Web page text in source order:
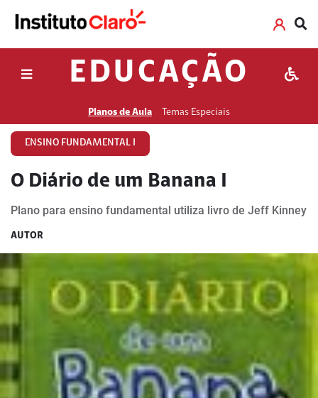
EDUCAÇÃO
Planos de Aula Temas Especiais
ENSINO FUNDAMENTAL I
O Diário de um Banana I
Plano para ensino fundamental utiliza livro de Jeff Kinney
AUTOR